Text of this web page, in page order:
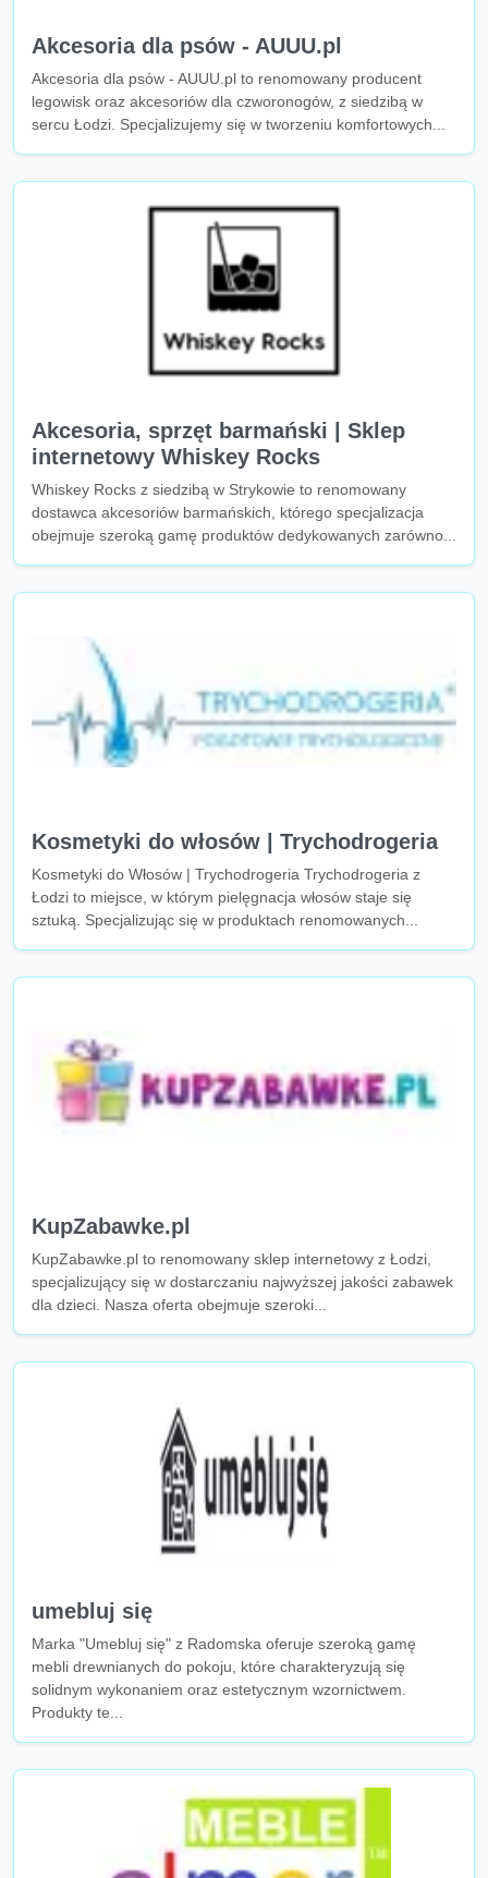
Akcesoria dla psów - AUUU.pl
Akcesoria dla psów - AUUU.pl to renomowany producent
legowisk oraz akcesoriów dla czworonogów, z siedzibą w
sercu Łodzi. Specjalizujemy się w tworzeniu komfortowych...
Akcesoria, sprzęt barmański | Sklep
internetowy Whiskey Rocks
Whiskey Rocks z siedzibą w Strykowie to renomowany
dostawca akcesoriów barmańskich, którego specjalizacja
obejmuje szeroką gamę produktów dedykowanych zarówno...
Kosmetyki do włosów | Trychodrogeria
Kosmetyki do Włosów | Trychodrogeria Trychodrogeria z
Łodzi to miejsce, w którym pielęgnacja włosów staje się
sztuką. Specjalizując się w produktach renomowanych...
KupZabawke.pl
KupZabawke.pl to renomowany sklep internetowy z Łodzi,
specjalizujący się w dostarczaniu najwyższej jakości zabawek
dla dzieci. Nasza oferta obejmuje szeroki...
umebluj się
Marka "Umebluj się" z Radomska oferuje szeroką gamę
mebli drewnianych do pokoju, które charakteryzują się
solidnym wykonaniem oraz estetycznym wzornictwem.
Produkty te...